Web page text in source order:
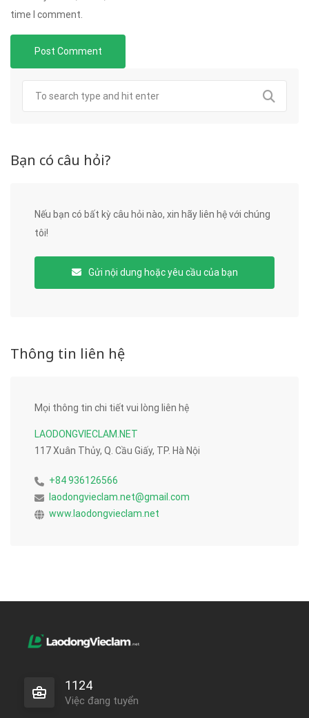
time I comment.
Bạn có câu hỏi?
Nếu bạn có bất kỳ câu hỏi nào, xin hãy liên hệ với chúng
tôi!
Gửi nội dung hoặc yêu cầu của bạn
Thông tin liên hệ
Mọi thông tin chi tiết vui lòng liên hệ
LAODONGVIECLAM.NET
117 Xuân Thủy, Q. Cầu Giấy, TP. Hà Nội
+84 936126566
laodongvieclam.net@gmail.com
www.laodongvieclam.net
1124
Việc đang tuyển